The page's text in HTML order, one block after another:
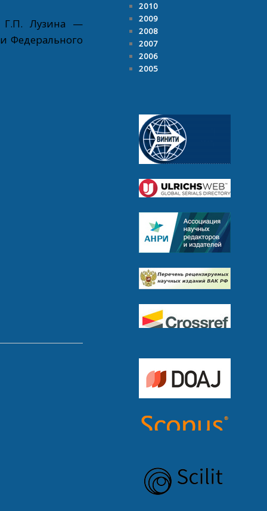
Г.П. Лузина —
Федерального
2010
2009
2008
2007
2006
2005